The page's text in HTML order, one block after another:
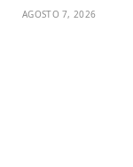
AGOSTO 7, 2026